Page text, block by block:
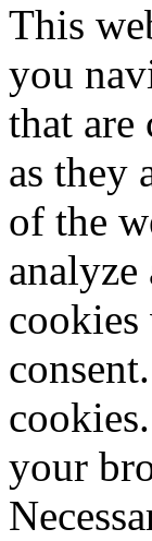
This
you
that are
as they
of the
analyze
your